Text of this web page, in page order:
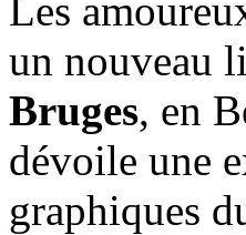
Les
un nouveau
Bruges, en
dévoile une
graphiques